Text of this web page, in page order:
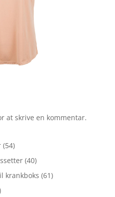
at skrive en kommentar.
(54)
(40)
krankboks (61)